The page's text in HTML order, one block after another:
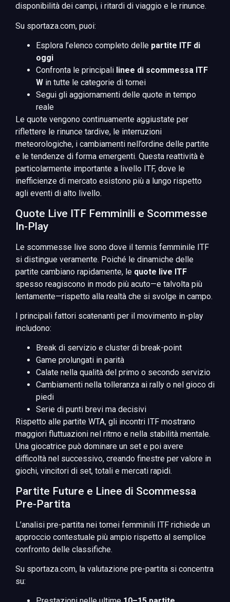
disponibilità dei campi, i ritardi di viaggio e le rinunce.
Su sportaza.com, puoi:
Esplora l’elenco completo delle partite ITF di
oggi
Confronta le principali linee di scommessa ITF
W in tutte le categorie di tornei
Segui gli aggiornamenti delle quote in tempo
reale
Le quote vengono continuamente aggiustate per
riflettere le rinunce tardive, le interruzioni
meteorologiche, i cambiamenti nell’ordine delle partite
e le tendenze di forma emergenti. Questa reattività è
particolarmente importante a livello ITF, dove le
inefficienze di mercato esistono più a lungo rispetto
agli eventi di alto livello.
Quote Live ITF Femminili e Scommesse
In-Play
Le scommesse live sono dove il tennis femminile ITF
si distingue veramente. Poiché le dinamiche delle
partite cambiano rapidamente, le quote live ITF
spesso reagiscono in modo più acuto—e talvolta più
lentamente—rispetto alla realtà che si svolge in campo.
I principali fattori scatenanti per il movimento in-play
includono:
Break di servizio e cluster di break-point
Game prolungati in parità
Calate nella qualità del primo o secondo servizio
Cambiamenti nella tolleranza ai rally o nel gioco di
piedi
Serie di punti brevi ma decisivi
Rispetto alle partite WTA, gli incontri ITF mostrano
maggiori fluttuazioni nel ritmo e nella stabilità mentale.
Una giocatrice può dominare un set e poi avere
difficoltà nel successivo, creando finestre per valore in
giochi, vincitori di set, totali e mercati rapidi.
Partite Future e Linee di Scommessa
Pre-Partita
L’analisi pre-partita nei tornei femminili ITF richiede un
approccio contestuale più ampio rispetto al semplice
confronto delle classifiche.
Su sportaza.com, la valutazione pre-partita si concentra
su: